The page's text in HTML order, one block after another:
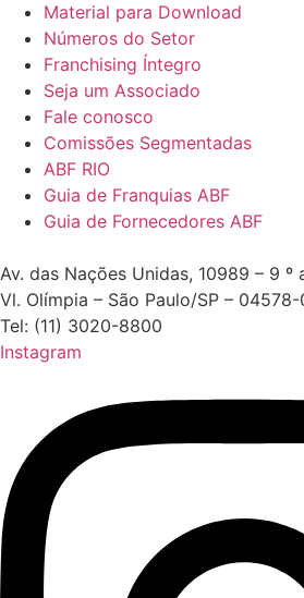
Material para Download
Números do Setor
Franchising Íntegro
Seja um Associado
Fale conosco
Comissões Segmentadas
ABF RIO
Guia de Franquias ABF
Guia de Fornecedores ABF
Av. das Nações Unidas, 10989 – 9 º
Vl. Olímpia – São Paulo/SP –
Tel: (11) 3020-8800
Instagram